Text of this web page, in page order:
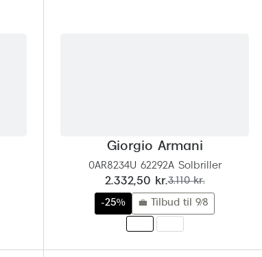
Giorgio Armani
0AR8234U 62292A Solbriller
nu:
2.332,50 kr.før:
3.110 kr.
-25% 💼 Tilbud til 9/8